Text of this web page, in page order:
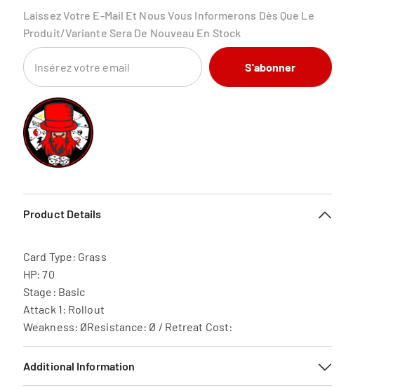
Laissez Votre E-Mail Et Nous Vous Informerons Dès Que Le
Produit/variante Sera De Nouveau En Stock
S'abonner
Product Details
Card Type: Grass
HP: 70
Stage: Basic
Attack 1: Rollout
Weakness: ØResistance: Ø / Retreat Cost:
Additional Information